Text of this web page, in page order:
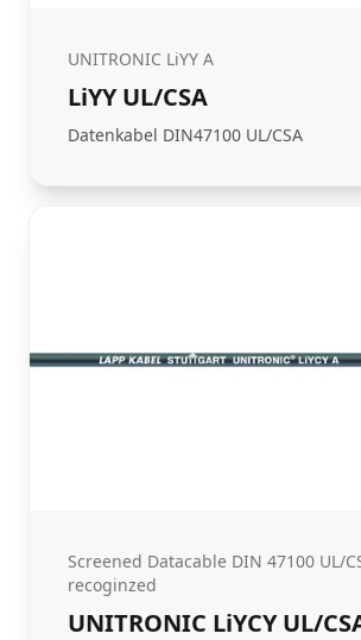
UNITRONIC LiYY A
LiYY UL/CSA
Datenkabel DIN47100 UL/CSA
Screened Datacable DIN 47100 UL/
recoginzed
UNITRONIC LiYCY UL/